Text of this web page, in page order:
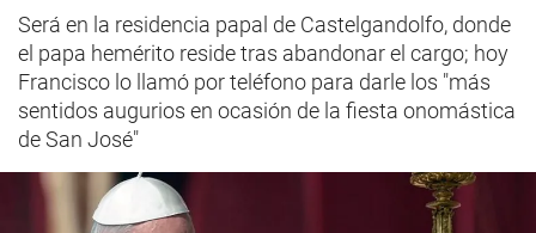
Será en la residencia papal de Castelgandolfo, donde
el papa hemérito reside tras abandonar el cargo; hoy
Francisco lo llamó por teléfono para darle los "más
sentidos augurios en ocasión de la fiesta onomástica
de San José"